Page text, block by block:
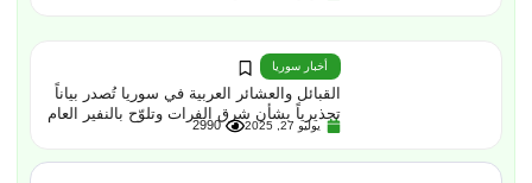
أخبار سوريا
القبائل والعشائر العربية في سوريا تُصدر بياناً
تحذيرياً بشأن شرق الفرات وتلوّح بالنفير العام
يوليو 27, 2025 2990